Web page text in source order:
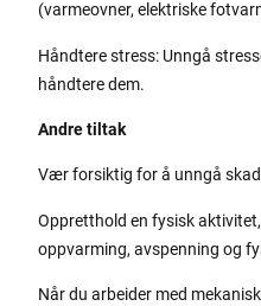
(varmeovner, elektriske
Håndtere stress: Unngå
håndtere dem.
Andre tiltak
Vær forsiktig for å unngå
Oppretthold en fysisk
oppvarming, avspenning og
Når du arbeider med